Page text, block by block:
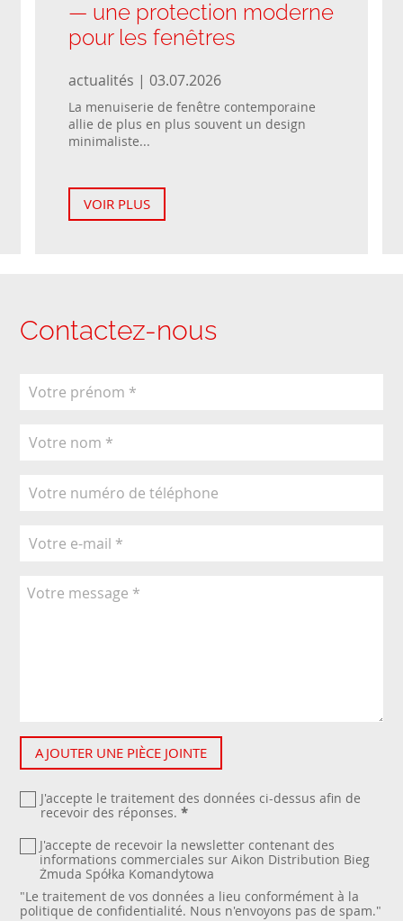
— une protection moderne
pour les fenêtres
actualités | 03.07.2026
La menuiserie de fenêtre contemporaine
allie de plus en plus souvent un design
minimaliste...
VOIR PLUS
Contactez-nous
AJOUTER UNE PIÈCE JOINTE
J'accepte le traitement des données ci-dessus afin de
recevoir des réponses. *
J'accepte de recevoir la newsletter contenant des
informations commerciales sur Aikon Distribution Bieg
Żmuda Spółka Komandytowa
"Le traitement de vos données a lieu conformément à la
politique de confidentialité. Nous n'envoyons pas de spam."